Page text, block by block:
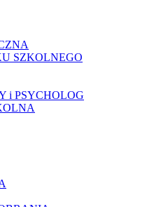
SZKOLNEGO
i PSYCHOLOG